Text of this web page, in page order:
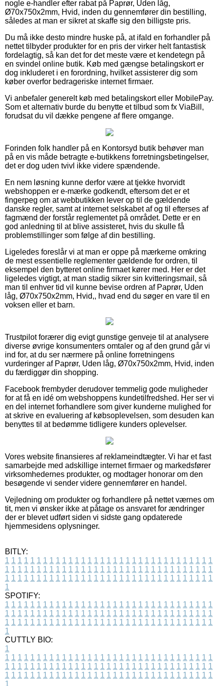
nogle e-handler efter rabat på Paprør, Uden låg,
Ø70x750x2mm, Hvid, inden du gennemfører din bestilling,
således at man er sikret at skaffe sig den billigste pris.
Du må ikke desto mindre huske på, at ifald en forhandler på
nettet tilbyder produkter for en pris der virker helt fantastisk
fordelagtig, så kan det for det meste være et kendetegn på
en svindel online butik. Køb med gængse betalingskort er
dog inkluderet i en forordning, hvilket assisterer dig som
køber overfor bedrageriske internet firmaer.
Vi anbefaler generelt køb med betalingskort eller MobilePay.
Som et alternativ burde du benytte et tilbud som fx ViaBill,
forudsat du vil dække pengene af flere omgange.
Forinden folk handler på en Kontorsyd butik behøver man
på en vis måde betragte e-butikkens forretningsbetingelser,
det er dog uden tvivl ikke videre spændende.
En nem løsning kunne derfor være at tjekke hvorvidt
webshoppen er e-mærke godkendt, eftersom det er et
fingerpeg om at webbutikken lever op til de gældende
danske regler, samt at internet selskabet af og til efterses af
fagmænd der forstår reglementet på området. Dette er en
god anledning til at blive assisteret, hvis du skulle få
problemstillinger som følge af din bestilling.
Ligeledes foreslår vi at man er oppe på mærkerne omkring
de mest essentielle reglementer gældende for ordren, til
eksempel den bytteret online firmaet kører med. Her er det
ligeledes vigtigt, at man stadig sikrer sin kvitteringsmail, så
man til enhver tid vil kunne bevise ordren af Paprør, Uden
låg, Ø70x750x2mm, Hvid,, hvad end du søger en vare til en
voksen eller et barn.
Trustpilot forærer dig evigt gunstige genveje til at analysere
diverse øvrige konsumenters omtaler og af den grund går vi
ind for, at du ser nærmere på online forretningens
vurderinger af Paprør, Uden låg, Ø70x750x2mm, Hvid, inden
du færdiggør din shopping.
Facebook frembyder derudover temmelig gode muligheder
for at få en idé om webshoppens kundetilfredshed. Her ser vi
en del internet forhandlere som giver kunderne mulighed for
at skrive en evaluering af købsoplevelsen, som desuden kan
benyttes til at bedømme tidligere kunders oplevelser.
Vores website finansieres af reklameindtægter. Vi har et fast
samarbejde med adskillige internet firmaer og markedsfører
virksomhedernes produkter, og modtager honorar om den
besøgende vi sender videre gennemfører en handel.
Vejledning om produkter og forhandlere på nettet værnes om
tit, men vi ønsker ikke at påtage os ansvaret for ændringer
der er blevet udført siden vi sidste gang opdaterede
hjemmesidens oplysninger.
BITLY:
1 1 1 1 1 1 1 1 1 1 1 1 1 1 1 1 1 1 1 1 1 1 1 1 1 1 1 1 1 1 1 1 1
1 1 1 1 1 1 1 1 1 1 1 1 1 1 1 1 1 1 1 1 1 1 1 1 1 1 1 1 1 1 1 1 1
1 1 1 1 1 1 1 1 1 1 1 1 1 1 1 1 1 1 1 1 1 1 1 1 1 1 1 1 1 1 1 1 1
1
SPOTIFY:
1 1 1 1 1 1 1 1 1 1 1 1 1 1 1 1 1 1 1 1 1 1 1 1 1 1 1 1 1 1 1 1 1
1 1 1 1 1 1 1 1 1 1 1 1 1 1 1 1 1 1 1 1 1 1 1 1 1 1 1 1 1 1 1 1 1
1 1 1 1 1 1 1 1 1 1 1 1 1 1 1 1 1 1 1 1 1 1 1 1 1 1 1 1 1 1 1 1 1
1
CUTTLY BIO:
1
1 1 1 1 1 1 1 1 1 1 1 1 1 1 1 1 1 1 1 1 1 1 1 1 1 1 1 1 1 1 1 1 1
1 1 1 1 1 1 1 1 1 1 1 1 1 1 1 1 1 1 1 1 1 1 1 1 1 1 1 1 1 1 1 1 1
1 1 1 1 1 1 1 1 1 1 1 1 1 1 1 1 1 1 1 1 1 1 1 1 1 1 1 1 1 1 1 1 1
1